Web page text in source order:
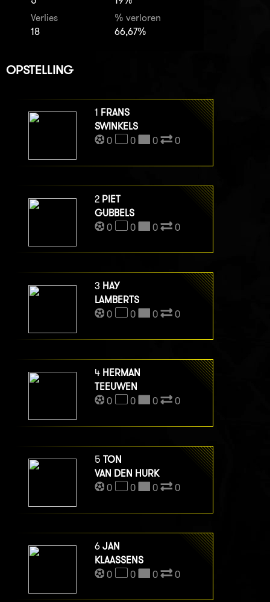
Verlies
18
% verloren
66,67%
OPSTELLING
1 FRANS
SWINKELS
0
0 0 0
2 PIET
GUBBELS
0
0 0 0
3 HAY
LAMBERTS
0
0 0 0
4 HERMAN
TEEUWEN
0
0 0 0
5 TON
VAN DEN HURK
0
0 0 0
6 JAN
KLAASSENS
0
0 0 0